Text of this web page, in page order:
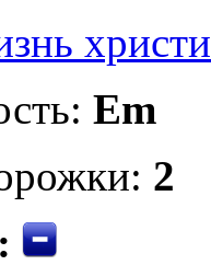
Em
2